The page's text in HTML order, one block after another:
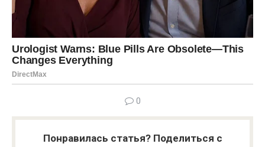
0
Понравилась статья? Поделиться с